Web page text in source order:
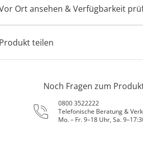
Ort ansehen & Verfügbarkeit
teilen
Noch Fragen zum
0800 3522222
Telefonische Beratung &
Mo. – Fr. 9–18 Uhr, Sa.